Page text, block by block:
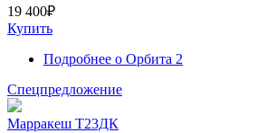
19 400₽
Купить
Подробнее о Орбита 2
Спецпредложение
Марракеш Т23ДК